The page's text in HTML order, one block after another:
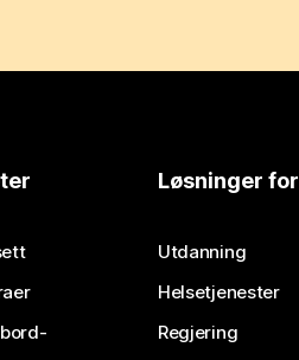
Løsninger for
Utdanning
Helsetjenester
Regjering